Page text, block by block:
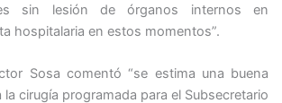
sin lesión de órganos internos en
hospitalaria en estos momentos”.
Sosa comentó “se estima una buena
la cirugía programada para el Subsecretario